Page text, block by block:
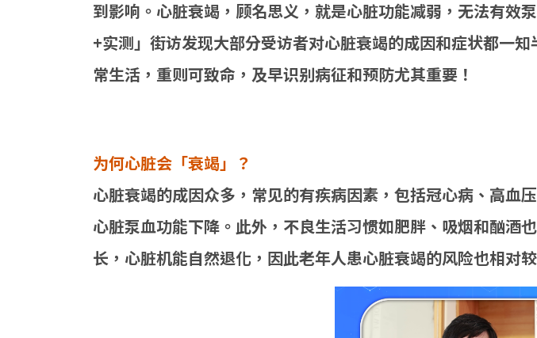
到影响。心脏衰竭，顾名思义，就是心脏功能减弱，无法有效
+实测」街访发现大部分受访者对心脏衰竭的成因和症状都一
常生活，重则可致命，及早识别病征和预防尤其重要！
为何心脏会「衰竭」？
心脏衰竭的成因众多，常见的有疾病因素，包括冠心病、高血
心脏泵血功能下降。此外，不良生活习惯如肥胖、吸烟和酗酒
长，心脏机能自然退化，因此老年人患心脏衰竭的风险也相对